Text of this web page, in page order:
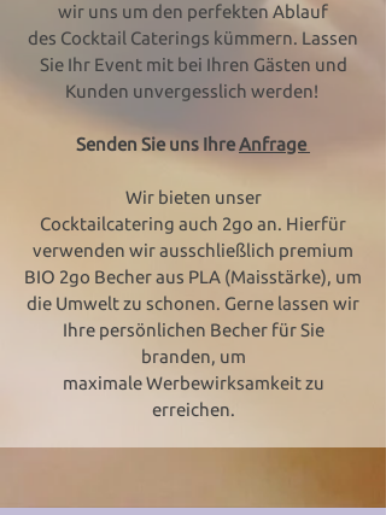
wir uns um den perfekten Ablauf
des Cocktail Caterings kümmern. Lassen
Sie Ihr Event mit bei Ihren Gästen und
Kunden unvergesslich werden!
Senden Sie uns IhreAnfrage
Wir bieten unser
Cocktailcatering auch 2go an. Hierfür
verwenden wir ausschließlich premium
BIO 2go Becher aus PLA (Maisstärke), um
die Umwelt zu schonen. Gerne lassen wir
Ihre persönlichen Becher für Sie
branden, um
maximale Werbewirksamkeit zu
erreichen.